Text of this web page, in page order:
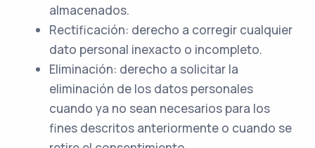
almacenados.
Rectificación: derecho a corregir cualquier
dato personal inexacto o incompleto.
Eliminación: derecho a solicitar la
eliminación de los datos personales
cuando ya no sean necesarios para los
fines descritos anteriormente o cuando se